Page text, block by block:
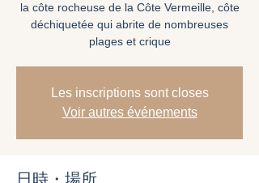
la côte rocheuse de la Côte Vermeille, côte
déchiquetée qui abrite de nombreuses
plages et crique
Les inscriptions sont closes
Voir autres événements
日時・場所